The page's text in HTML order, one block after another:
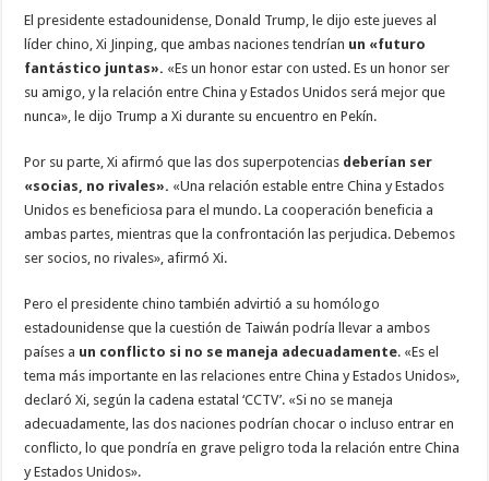
El presidente estadounidense, Donald Trump, le dijo este jueves al
líder chino, Xi Jinping, que ambas naciones tendrían un «futuro
fantástico juntas». «Es un honor estar con usted. Es un honor ser
su amigo, y la relación entre China y Estados Unidos será mejor que
nunca», le dijo Trump a Xi durante su encuentro en Pekín.
Por su parte, Xi afirmó que las dos superpotencias deberían ser
«socias, no rivales». «Una relación estable entre China y Estados
Unidos es beneficiosa para el mundo. La cooperación beneficia a
ambas partes, mientras que la confrontación las perjudica. Debemos
ser socios, no rivales», afirmó Xi.
Pero el presidente chino también advirtió a su homólogo
estadounidense que la cuestión de Taiwán podría llevar a ambos
países a un conflicto si no se maneja adecuadamente. «Es el
tema más importante en las relaciones entre China y Estados Unidos»,
declaró Xi, según la cadena estatal ‘CCTV’. «Si no se maneja
adecuadamente, las dos naciones podrían chocar o incluso entrar en
conflicto, lo que pondría en grave peligro toda la relación entre China
y Estados Unidos».